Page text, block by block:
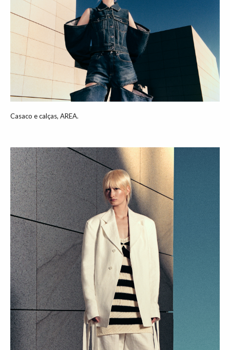
Casaco e calças, AREA.